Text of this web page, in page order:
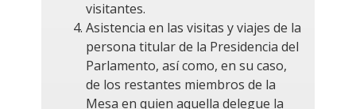
visitantes.
Asistencia en las visitas y viajes de la
persona titular de la Presidencia del
Parlamento, así como, en su caso,
de los restantes miembros de la
Mesa en quien aquella delegue la